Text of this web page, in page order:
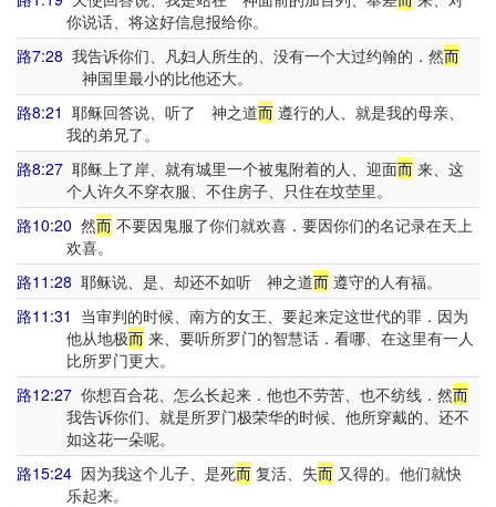
你说话、将这好信息报给你。
路7:28 我告诉你们、凡妇人所生的、没有一个大过约翰的．然而
神国里最小的比他还大。
路8:21 耶稣回答说、听了 神之道而 遵行的人、就是我的母亲、
我的弟兄了。
路8:27 耶稣上了岸、就有城里一个被鬼附着的人、迎面而 来、这
个人许久不穿衣服、不住房子、只住在坟茔里。
路10:20 然而 不要因鬼服了你们就欢喜．要因你们的名记录在天上
欢喜。
路11:28 耶稣说、是、却还不如听 神之道而 遵守的人有福。
路11:31 当审判的时候、南方的女王、要起来定这世代的罪．因为
他从地极而来、要听所罗门的智慧话．看哪、在这里有一人
比所罗门更大。
路12:27 你想百合花、怎么长起来．他也不劳苦、也不纺线．然而
我告诉你们、就是所罗门极荣华的时候、他所穿戴的、还不
如这花一朵呢。
路15:24 因为我这个儿子、是死而 复活、失而 又得的。他们就快
乐起来。